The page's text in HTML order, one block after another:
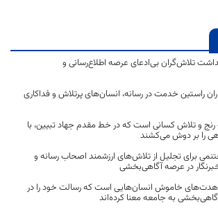
تلاش‌گران بی‌ادعای عرصه اطلاع‌رسانی و
راستین خدمت در رسانه، انسان‌های پرتلاش و فداکاری
رنج و تلاش کسانی است که در خط مقدم جهاد تبیین، با
را بر دوش می‌کشند
برای تجلیل از تلاش‌های ارزشمند اصحاب رسانه و
در عرصه آگاهی‌بخشی
مجاهدت‌های خاموش انسان‌هایی است که رسالت خود را در
به جامعه معنا کرده‌اند